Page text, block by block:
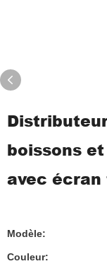
boissons
avec
Modèle:
Couleur: